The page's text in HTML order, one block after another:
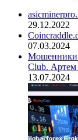
29.12.2022
07.03.2024
Мошенники
Club.
13.07.2024